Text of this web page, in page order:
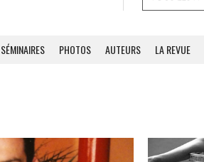
SÉMINAIRES PHOTOS AUTEURS LA REVUE